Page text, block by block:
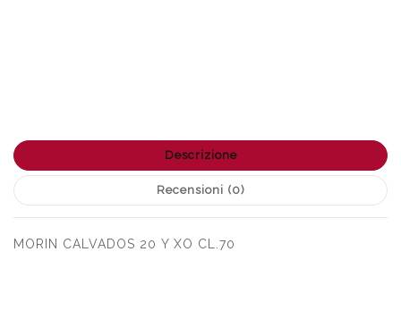
Descrizione
Recensioni (0)
MORIN CALVADOS 20 Y XO CL.70